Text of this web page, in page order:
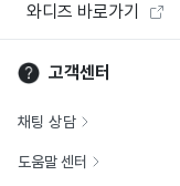
와디즈 바로가기
고객센터
채팅 상담
도움말 센터